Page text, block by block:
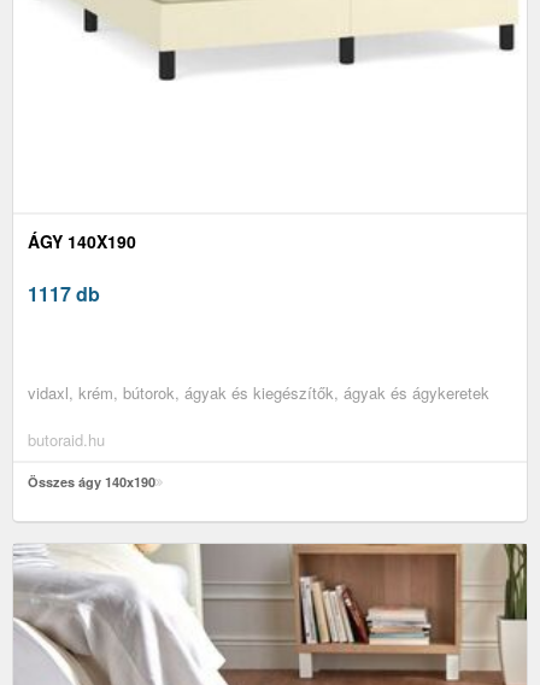
ÁGY 140X190
1117 db
vidaxl, krém, bútorok, ágyak és kiegészítők, ágyak és ágykeretek
butoraid.hu
Összes ágy 140x190